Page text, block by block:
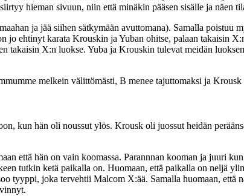
hieman sivuun, niin että minäkin pääsen sisälle ja näen
ja jää siihen sätkymään avuttomana). Samalla
ehtinyt karata Krouskin ja Yuban ohitse, palaan takaisin
takaisin X:n luokse. Yuba ja Krouskin tulevat meidän
melkein välittömästi, B menee tajuttomaksi ja
kun hän oli noussut ylös. Krousk oli juossut heidän
että hän on vain koomassa. Parannnan kooman ja juuri
tutkin ketä paikalla on. Huomaan, että paikalla on neljä
tyyppi, joka tervehtii Malcom X:ää. Samalla huomaan, että